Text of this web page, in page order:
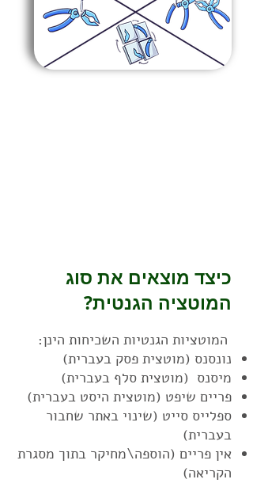
כיצד מוצאים את סוג
המוטציה הגנטית?
המוטציות הגנטיות השכיחות הינן:
נונסנס (מוטצית פסק בעברית)
מיסנס (מוטצית סלף בעברית)
פריים שיפט (מוטצית היסט בעברית)
ספלייס סייט (שינוי באתר שחבור
בעברית)
אין פריים (הוספה\מחיקר בתוך מסגרת
הקריאה)​